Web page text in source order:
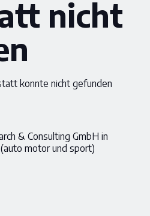
nicht
konnte nicht gefunden
& Consulting GmbH in
motor und sport)